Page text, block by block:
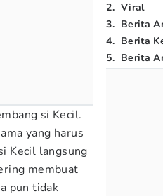
si Kecil.
yang harus
Kecil langsung
membuat
pun tidak
2. Viral
3. Berita
4. Berita
5. Berita